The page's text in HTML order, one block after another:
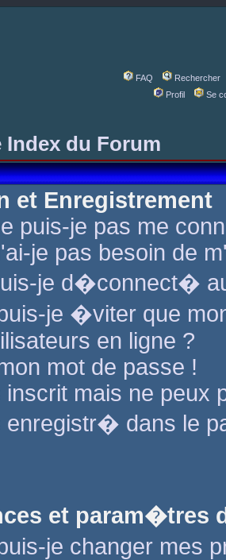
FAQ
Rechercher
Profil
Se
Index du Forum
et Enregistrement
puis-je pas me
je pas besoin de
je d�connect�
je �viter que
en ligne ?
mot de passe !
mais ne peux
enregistr� dans le
et param�tres
je changer mes